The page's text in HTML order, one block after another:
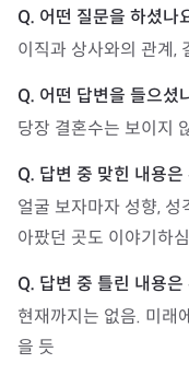
이직과 상사와의 관계,
당장 결혼수는 보이지
얼굴 보자마자 성향,
아팠던 곳도 이야기하
현재까지는 없음. 미래
을 듯